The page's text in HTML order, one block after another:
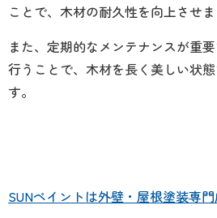
ことで、木材の耐久性を向上させま
また、定期的なメンテナンスが重
行うことで、木材を長く美しい状
す。
SUNペイントは外壁・屋根塗装専